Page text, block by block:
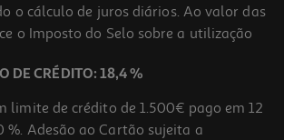
o cálculo de juros diários. Ao valor das
o Imposto do Selo sobre a utilização
DE CRÉDITO: 18,4 %
limite de crédito de 1.500€ pago em 12
%. Adesão ao Cartão sujeita a